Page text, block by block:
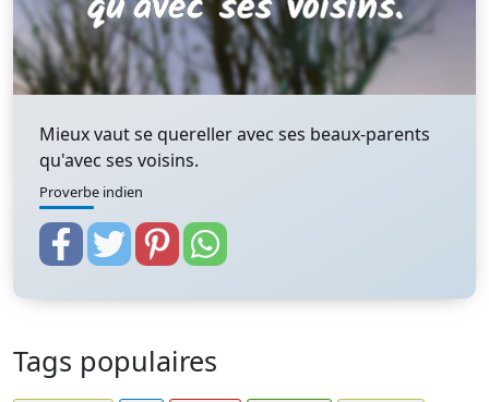
Mieux vaut se quereller avec ses beaux-parents
qu'avec ses voisins.
Proverbe indien
Tags populaires